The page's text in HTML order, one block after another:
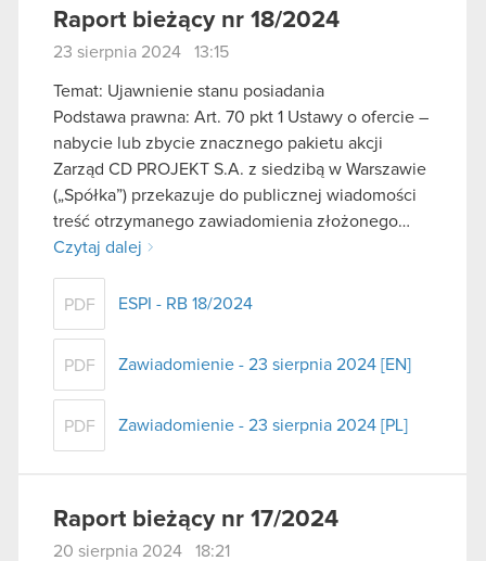
Raport bieżący nr 18/2024
23 sierpnia 2024 13:15
Temat: Ujawnienie stanu posiadania
Podstawa prawna: Art. 70 pkt 1 Ustawy o ofercie –
nabycie lub zbycie znacznego pakietu akcji
Zarząd CD PROJEKT S.A. z siedzibą w Warszawie
(„Spółka”) przekazuje do publicznej wiadomości
treść otrzymanego zawiadomienia złożonego…
Czytaj dalej
PDF ESPI - RB 18/2024
PDF Zawiadomienie - 23 sierpnia 2024 [EN]
PDF Zawiadomienie - 23 sierpnia 2024 [PL]
Raport bieżący nr 17/2024
20 sierpnia 2024 18:21